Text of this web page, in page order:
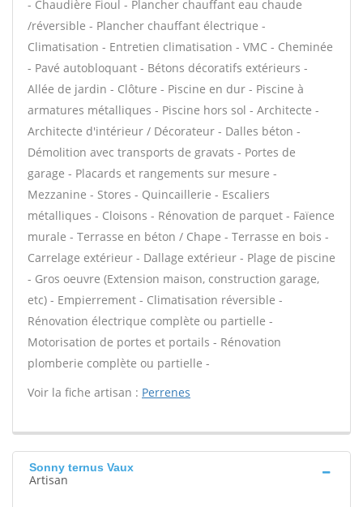
- Chaudière Fioul - Plancher chauffant eau chaude
/réversible - Plancher chauffant électrique -
Climatisation - Entretien climatisation - VMC - Cheminée
- Pavé autobloquant - Bétons décoratifs extérieurs -
Allée de jardin - Clôture - Piscine en dur - Piscine à
armatures métalliques - Piscine hors sol - Architecte -
Architecte d'intérieur / Décorateur - Dalles béton -
Démolition avec transports de gravats - Portes de
garage - Placards et rangements sur mesure -
Mezzanine - Stores - Quincaillerie - Escaliers
métalliques - Cloisons - Rénovation de parquet - Faïence
murale - Terrasse en béton / Chape - Terrasse en bois -
Carrelage extérieur - Dallage extérieur - Plage de piscine
- Gros oeuvre (Extension maison, construction garage,
etc) - Empierrement - Climatisation réversible -
Rénovation électrique complète ou partielle -
Motorisation de portes et portails - Rénovation
plomberie complète ou partielle -
Voir la fiche artisan : Perrenes
Sonny ternus Vaux
Artisan